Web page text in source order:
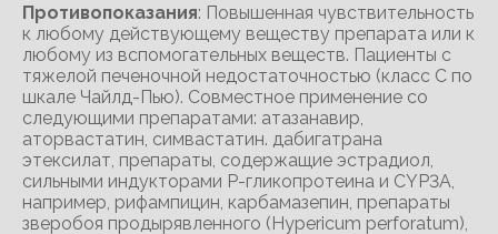
Противопоказания: Повышенная чувствительность
к любому действующему веществу препарата или к
любому из вспомогательных веществ. Пациенты с
тяжелой печеночной недостаточностью (класс C по
шкале Чайлд-Пью). Совместное применение со
следующими препаратами: атазанавир,
аторвастатин, симвастатин. дабигатрана
этексилат, препараты, содержащие эстрадиол,
сильными индукторами Р-гликопротеина и CYP3A,
например, рифампицин, карбамазепин, препараты
зверобоя продырявленного (Hypericum perforatum),